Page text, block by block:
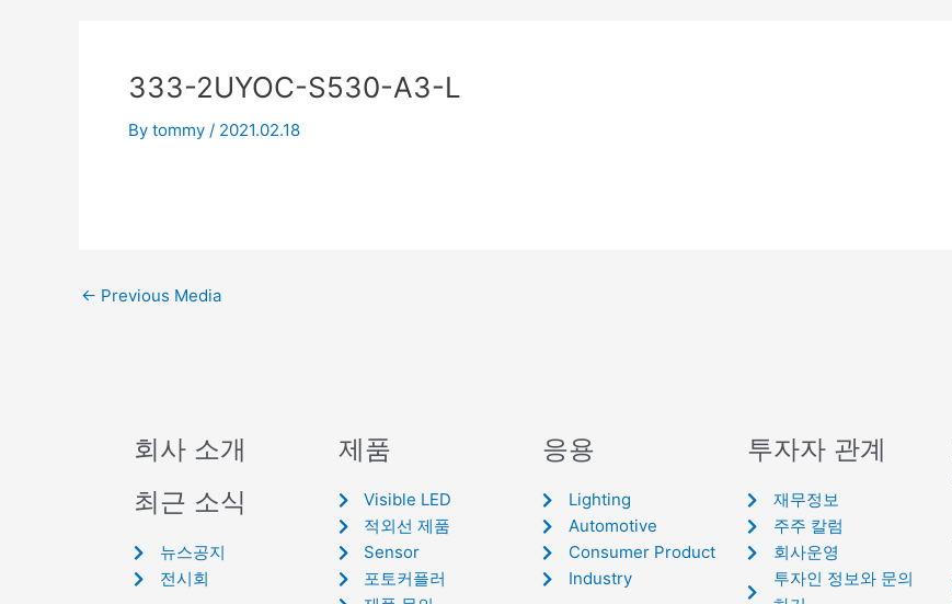
333-2UYOC-S530-A3-L
By tommy / 2021.02.18
← Previous Media
회사 소개
최근 소식
뉴스공지
전시회
제품
Visible LED
적외선 제품
Sensor
포토커플러
응용
Lighting
Automotive
Consumer Product
Industry
투자자 관계
재무정보
주주 칼럼
회사운영
투자인 정보와 문의